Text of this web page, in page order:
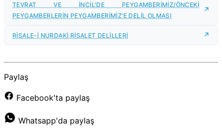
TEVRAT VE İNCİL'DE PEYGAMBERİMİZ/ÖNCEKİ
PEYGAMBERLERİN PEYGAMBERİMİZ’E DELİL OLMASI
RİSALE-İ NURDAKİ RİSALET DELİLLERİ
Paylaş
Facebook'ta paylaş
Whatsapp'da paylaş